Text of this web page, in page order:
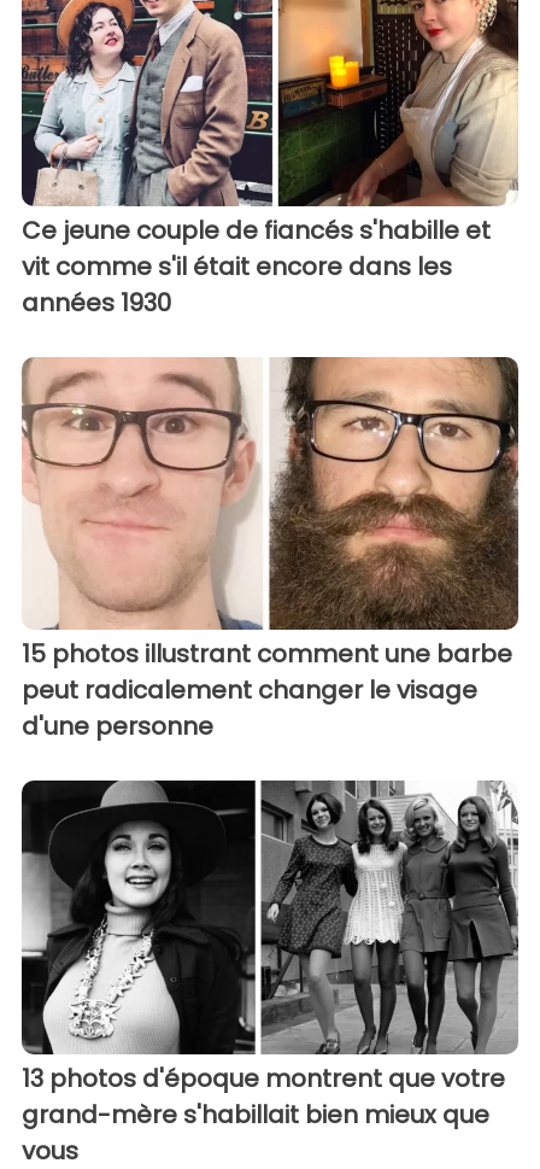
Ce jeune couple de fiancés s'habille et
vit comme s'il était encore dans les
années 1930
15 photos illustrant comment une barbe
peut radicalement changer le visage
d'une personne
13 photos d'époque montrent que votre
grand-mère s'habillait bien mieux que
vous